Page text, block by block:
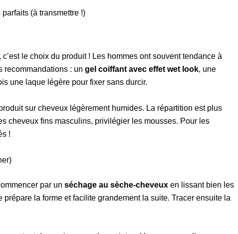
(à transmettre !)
c’est le choix du produit ! Les hommes ont souvent tendance à
recommandations : un gel coiffant avec effet wet look, une
une laque légère pour fixer sans durcir.
sur cheveux légèrement humides. La répartition est plus
cheveux fins masculins, privilégier les mousses. Pour les
!
par un séchage au sèche-cheveux en lissant bien les
la forme et facilite grandement la suite. Tracer ensuite la